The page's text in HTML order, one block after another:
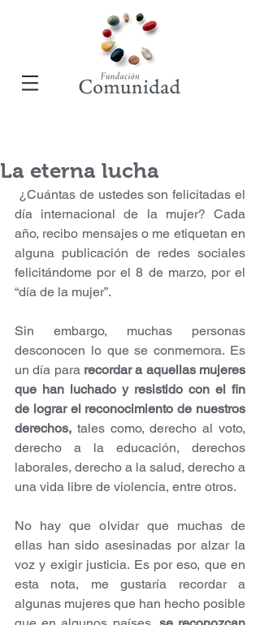
La eterna lucha
día internacional de la mujer? Cada
año, recibo mensajes o me etiquetan en
alguna publicación de redes sociales
felicitándome por el 8 de marzo, por el
“día de la mujer”.
Sin embargo, muchas personas
desconocen lo que se conmemora. Es
un día para recordar a aquellas mujeres
que han luchado y resistido con el fin
de lograr el reconocimiento de nuestros
derechos, tales como, derecho al voto,
derecho a la educación, derechos
laborales, derecho a la salud, derecho a
una vida libre de violencia, entre otros.
No hay que olvidar que muchas de
ellas han sido asesinadas por alzar la
voz y exigir justicia. Es por eso, que en
esta nota, me gustaría recordar a
algunas mujeres que han hecho posible